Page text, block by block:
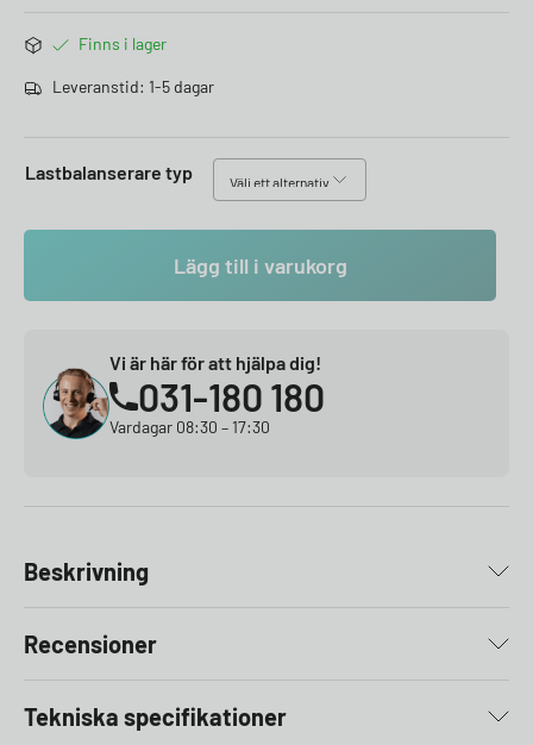
Finns i lager
Leveranstid: 1-5 dagar
Lastbalanserare typ
Lägg till i varukorg
Vi är här för att hjälpa dig!
031-180 180
Vardagar 08:30 – 17:30
Beskrivning
Recensioner
Tekniska specifikationer